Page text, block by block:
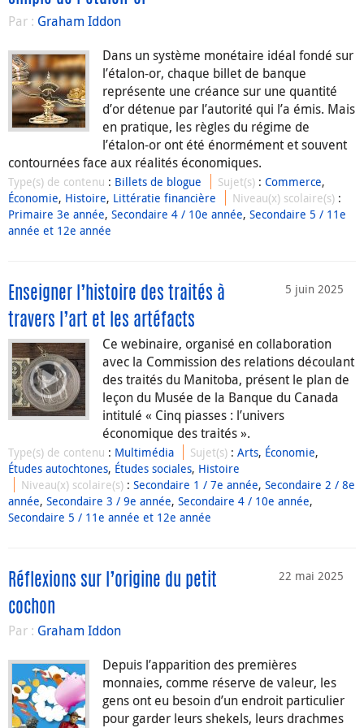
Par : Graham Iddon
Dans un système monétaire idéal fondé sur
l’étalon-or, chaque billet de banque
représente une créance sur une quantité
d’or détenue par l’autorité qui l’a émis. Mais
en pratique, les règles du régime de
l’étalon-or ont été énormément et souvent
contournées face aux réalités économiques.
Type(s) de contenu : Billets de blogue Sujet(s) :Commerce,
Économie, Histoire, Littératie financière Niveau(x) scolaire(s) :
Primaire 3e année, Secondaire 4 / 10e année, Secondaire 5 / 11e
année et 12e année
5 juin 2025
Enseigner l’histoire des traités à
travers l’art et les artéfacts
Ce webinaire, organisé en collaboration
avec la Commission des relations découlant
des traités du Manitoba, présent le plan de
leçon du Musée de la Banque du Canada
intitulé « Cinq piasses : l’univers
économique des traités ».
Type(s) de contenu : Multimédia Sujet(s) :Arts, Économie,
Études autochtones, Études sociales, Histoire
Niveau(x) scolaire(s) :Secondaire 1 / 7e année,Secondaire 2 / 8e
année, Secondaire 3 / 9e année, Secondaire 4 / 10e année,
Secondaire 5 / 11e année et 12e année
22 mai 2025
Réflexions sur l’origine du petit
cochon
Par : Graham Iddon
Depuis l’apparition des premières
monnaies, comme réserve de valeur, les
gens ont eu besoin d’un endroit particulier
pour garder leurs shekels, leurs drachmes